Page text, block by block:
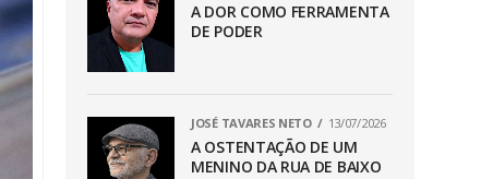
A DOR COMO FERRAMENTA
DE PODER
JOSÉ TAVARES NETO 13/07/2026
A OSTENTAÇÃO DE UM
MENINO DA RUA DE BAIXO